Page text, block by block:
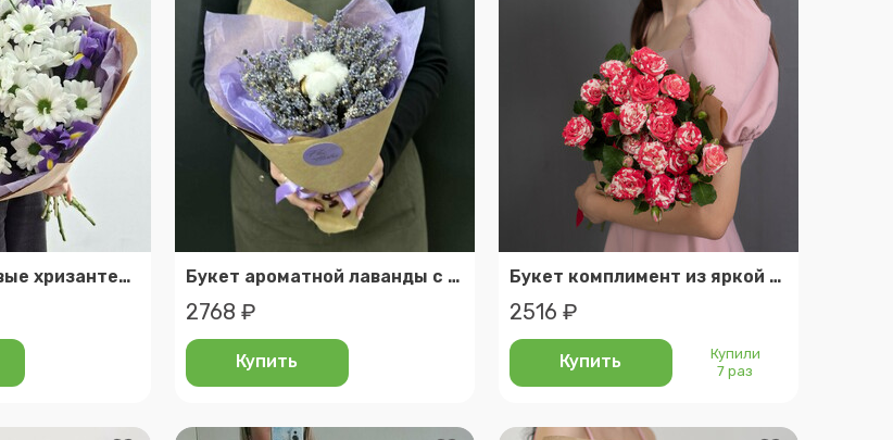
Ирисы и кустовые хризантемы Букет ароматной лаванды с хлопком
2768 ₽
Купить
Букет комплимент из яркой кустовой розы
2516 ₽
Купить
Купили
7 раз